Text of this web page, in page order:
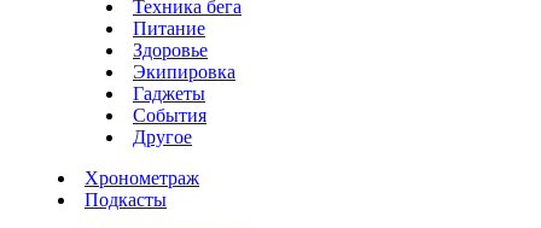
Техника бега
Питание
Здоровье
Экипировка
Гаджеты
События
Другое
Хронометраж
Подкасты